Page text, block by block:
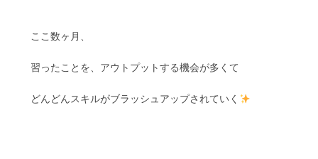
ここ数ヶ月、
習ったことを、アウトプットする機会が多くて
どんどんスキルがブラッシュアップされていく